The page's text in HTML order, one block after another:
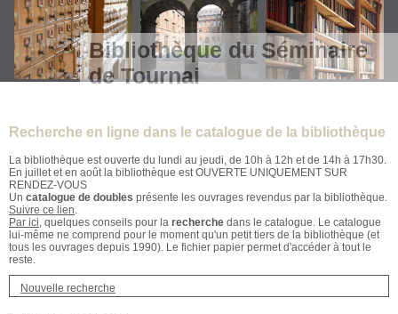
Bibliothèque du Séminaire
de Tournai
Recherche en ligne dans le catalogue de la bibliothèque
La bibliothèque est ouverte du lundi au jeudi, de 10h à 12h et de 14h à 17h30.
En juillet et en août la bibliothèque est OUVERTE UNIQUEMENT SUR
RENDEZ-VOUS
Un catalogue de doubles présente les ouvrages revendus par la bibliothèque.
Suivre ce lien.
Par ici, quelques conseils pour la recherche dans le catalogue. Le catalogue
lui-même ne comprend pour le moment qu'un petit tiers de la bibliothèque (et
tous les ouvrages depuis 1990). Le fichier papier permet d'accéder à tout le
reste.
Nouvelle recherche